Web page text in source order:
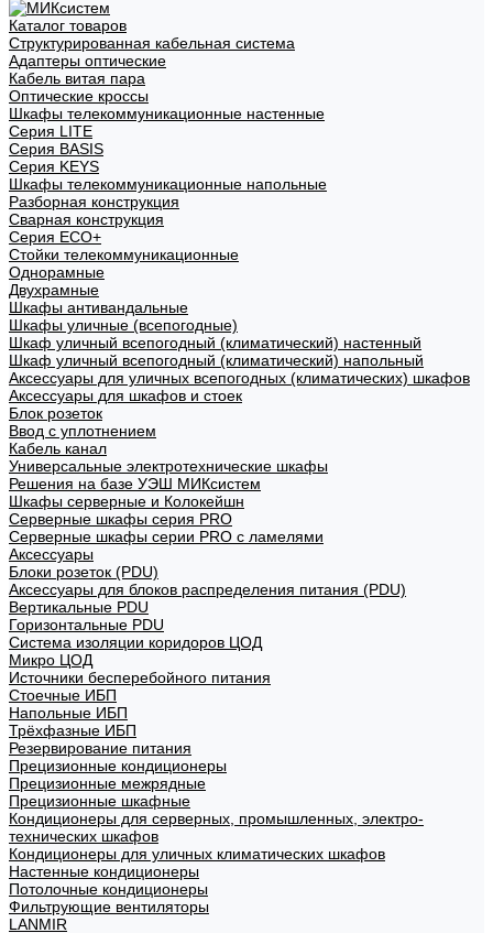
Каталог товаров
Структурированная кабельная система
Адаптеры оптические
Кабель витая пара
Оптические кроссы
Шкафы телекоммуникационные настенные
Cерия LITE
Cерия BASIS
Cерия KEYS
Шкафы телекоммуникационные напольные
Разборная конструкция
Сварная конструкция
Серия ECO+
Стойки телекоммуникационные
Однорамные
Двухрамные
Шкафы антивандальные
Шкафы уличные (всепогодные)
Шкаф уличный всепогодный (климатический) настенный
Шкаф уличный всепогодный (климатический) напольный
Аксессуары для уличных всепогодных (климатических) шкафов
Аксессуары для шкафов и стоек
Блок розеток
Ввод с уплотнением
Кабель канал
Универсальные электротехнические шкафы
Решения на базе УЭШ МИКсистем
Шкафы серверные и Колокейшн
Серверные шкафы серия PRO
Серверные шкафы серии PRO с ламелями
Аксессуары
Блоки розеток (PDU)
Аксессуары для блоков распределения питания (PDU)
Вертикальные PDU
Горизонтальные PDU
Система изоляции коридоров ЦОД
Микро ЦОД
Источники бесперебойного питания
Стоечные ИБП
Напольные ИБП
Трёхфазные ИБП
Резервирование питания
Прецизионные кондиционеры
Прецизионные межрядные
Прецизионные шкафные
Кондиционеры для серверных, промышленных, электро-
технических шкафов
Кондиционеры для уличных климатических шкафов
Настенные кондиционеры
Потолочные кондиционеры
Фильтрующие вентиляторы
LANMIR